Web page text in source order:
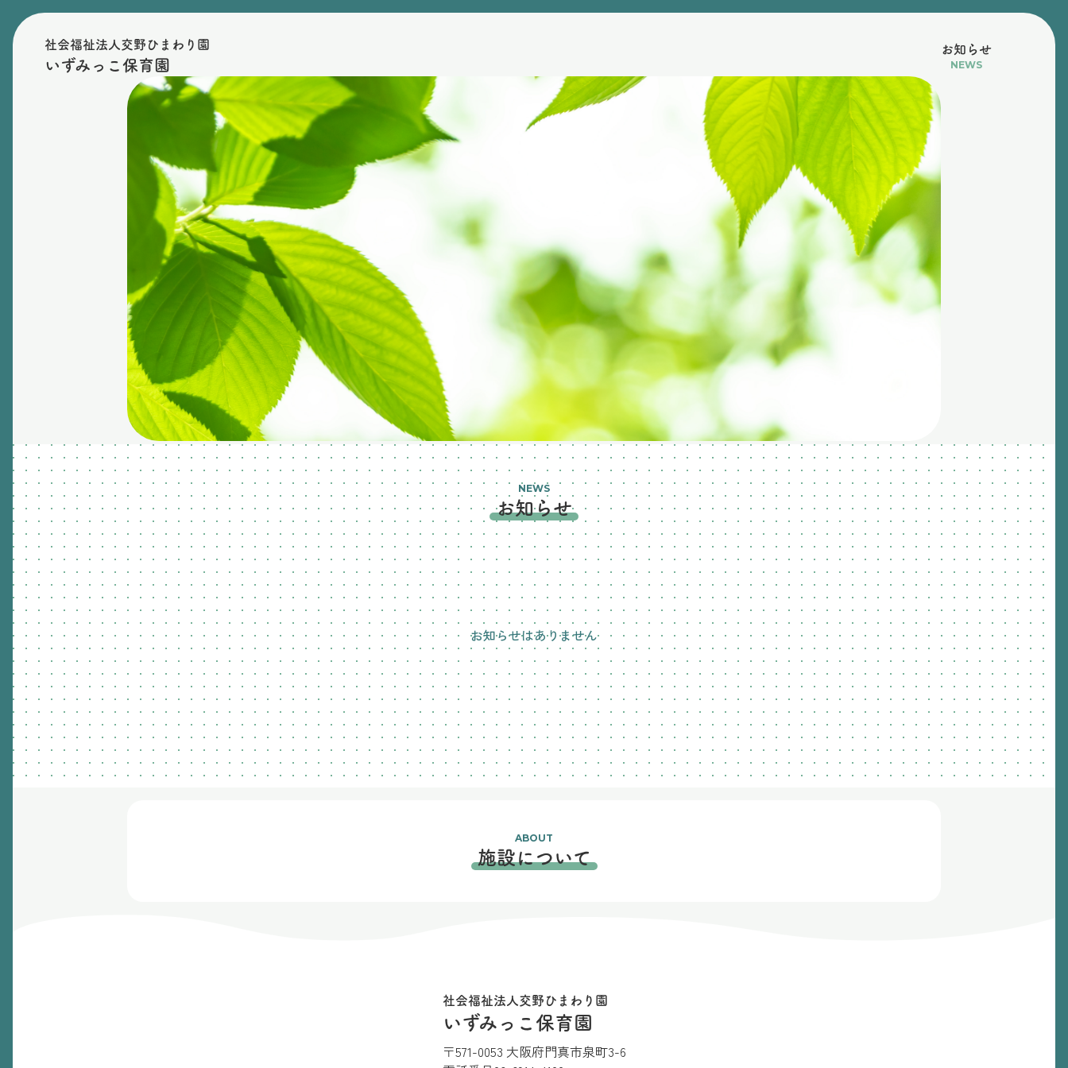
社会福祉法人交野ひまわり園
いずみっこ保育園
お知らせ
NEWS
NEWS
お知らせ
お知らせはありません
ABOUT
施設について
社会福祉法人交野ひまわり園
いずみっこ保育園
〒571-0053 大阪府門真市泉町3-6